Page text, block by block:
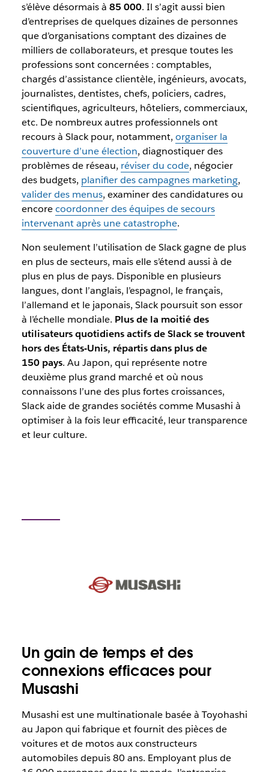
s’élève désormais à 85 000. Il s’agit aussi bien
d’entreprises de quelques dizaines de personnes
que d’organisations comptant des dizaines de
milliers de collaborateurs, et presque toutes les
professions sont concernées : comptables,
chargés d’assistance clientèle, ingénieurs, avocats,
journalistes, dentistes, chefs, policiers, cadres,
scientifiques, agriculteurs, hôteliers, commerciaux,
etc. De nombreux autres professionnels ont
recours à Slack pour, notamment, organiser la
couverture d’une élection, diagnostiquer des
problèmes de réseau, réviser du code, négocier
des budgets, planifier des campagnes marketing,
valider des menus, examiner des candidatures ou
encorecoordonner des équipes de secours
intervenant après une catastrophe.
Non seulement l’utilisation de Slack gagne de plus
en plus de secteurs, mais elle s’étend aussi à de
plus en plus de pays. Disponible en plusieurs
langues, dont l’anglais, l’espagnol, le français,
l’allemand et le japonais, Slack poursuit son essor
à l’échelle mondiale. Plus de la moitié des
utilisateurs quotidiens actifs de Slack se trouvent
hors des États-Unis, répartis dans plus de
150 pays. Au Japon, qui représente notre
deuxième plus grand marché et où nous
connaissons l’une des plus fortes croissances,
Slack aide de grandes sociétés comme Musashi à
optimiser à la fois leur efficacité, leur transparence
et leur culture.
Un gain de temps et des
connexions efficaces pour
Musashi
Musashi est une multinationale basée à Toyohashi
au Japon qui fabrique et fournit des pièces de
voitures et de motos aux constructeurs
automobiles depuis 80 ans. Employant plus de